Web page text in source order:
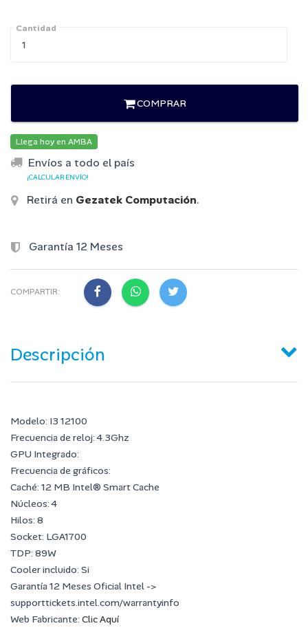
Cantidad
COMPRAR
Llega hoy en AMBA
Envíos a todo el país
¡CALCULAR ENVÍO!
Retirá en Gezatek Computación.
Garantía 12 Meses
COMPARTIR:
Descripción
Modelo: I3 12100
Frecuencia de reloj: 4.3Ghz
GPU Integrado:
Frecuencia de gráficos:
Caché: 12 MB Intel® Smart Cache
Núcleos: 4
Hilos: 8
Socket: LGA1700
TDP: 89W
Cooler incluido: Si
Garantía 12 Meses Oficial Intel ->
supporttickets.intel.com/warrantyinfo
Web Fabricante: Clic Aquí